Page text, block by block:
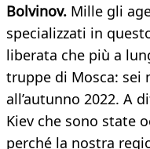
Bolvinov. Mille gli
specializzati in
liberata che più a
truppe di Mosca: sei
all’autunno 2022. A
Kiev che sono state
perché la nostra